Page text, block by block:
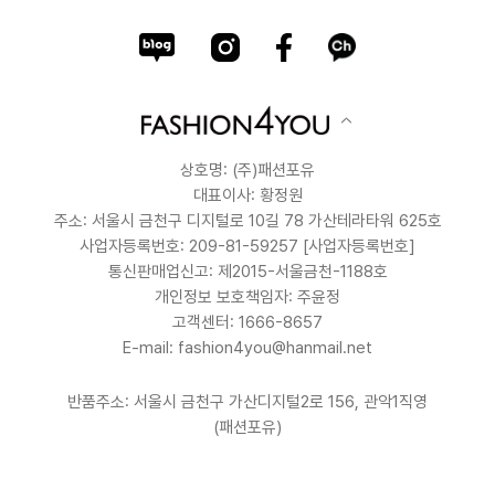
상호명: (주)패션포유
대표이사: 황정원
주소: 서울시 금천구 디지털로 10길 78 가산테라타워 625호
사업자등록번호: 209-81-59257 [사업자등록번호]
통신판매업신고: 제2015-서울금천-1188호
개인정보 보호책임자: 주윤정
고객센터: 1666-8657
E-mail: fashion4you@hanmail.net
반품주소: 서울시 금천구 가산디지털2로 156, 관악1직영
(패션포유)